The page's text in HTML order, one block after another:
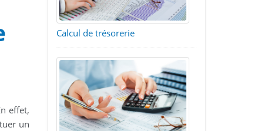
effet,
un
Calcul de trésorerie